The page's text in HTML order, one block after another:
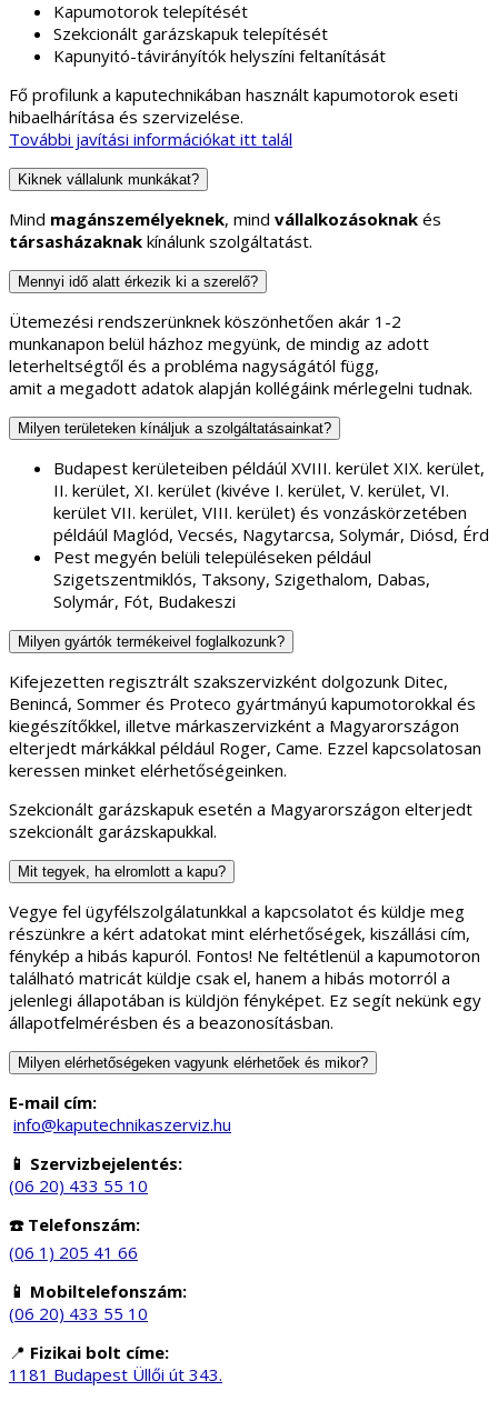
Kapumotorok telepítését
Szekcionált garázskapuk telepítését
Kapunyitó-távirányítók helyszíni feltanítását
Fő profilunk a kaputechnikában használt kapumotorok eseti
hibaelhárítása és szervizelése.
További javítási információkat itt talál
Kiknek vállalunk munkákat?
Mind magánszemélyeknek, mind vállalkozásoknak és
társasházaknak kínálunk szolgáltatást.
Mennyi idő alatt érkezik ki a szerelő?
Ütemezési rendszerünknek köszönhetően akár 1-2
munkanapon belül házhoz megyünk, de mindig az adott
leterheltségtől és a probléma nagyságától függ,
amit a megadott adatok alapján kollégáink mérlegelni tudnak.
Milyen területeken kínáljuk a szolgáltatásainkat?
Budapest kerületeiben példáúl XVIII. kerület XIX. kerület,
II. kerület, XI. kerület (kivéve I. kerület, V. kerület, VI.
kerület VII. kerület, VIII. kerület) és vonzáskörzetében
példáúl Maglód, Vecsés, Nagytarcsa, Solymár, Diósd, Érd
Pest megyén belüli településeken például
Szigetszentmiklós, Taksony, Szigethalom, Dabas,
Solymár, Fót, Budakeszi
Milyen gyártók termékeivel foglalkozunk?
Kifejezetten regisztrált szakszervizként dolgozunk Ditec,
Benincá, Sommer és Proteco gyártmányú kapumotorokkal és
kiegészítőkkel, illetve márkaszervizként a Magyarországon
elterjedt márkákkal például Roger, Came. Ezzel kapcsolatosan
keressen minket elérhetőségeinken.
Szekcionált garázskapuk esetén a Magyarországon elterjedt
szekcionált garázskapukkal.
Mit tegyek, ha elromlott a kapu?
Vegye fel ügyfélszolgálatunkkal a kapcsolatot és küldje meg
részünkre a kért adatokat mint elérhetőségek, kiszállási cím,
fénykép a hibás kapuról. Fontos! Ne feltétlenül a kapumotoron
található matricát küldje csak el, hanem a hibás motorról a
jelenlegi állapotában is küldjön fényképet. Ez segít nekünk egy
állapotfelmérésben és a beazonosításban.
Milyen elérhetőségeken vagyunk elérhetőek és mikor?
E-mail cím:
info@kaputechnikaszerviz.hu
📱 Szervizbejelentés:
(06 20) 433 55 10
☎️ Telefonszám:
(06 1) 205 41 66
📱 Mobiltelefonszám:
(06 20) 433 55 10
📍 Fizikai bolt címe:
1181 Budapest Üllői út 343.